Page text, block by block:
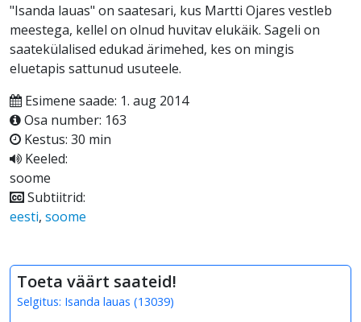
"Isanda lauas" on saatesari, kus Martti Ojares vestleb
meestega, kellel on olnud huvitav elukäik. Sageli on
saatekülalised edukad ärimehed, kes on mingis
eluetapis sattunud usuteele.
Esimene saade: 1. aug 2014
Osa number: 163
Kestus: 30 min
Keeled:
soome
Subtiitrid:
eesti, soome
Toeta väärt saateid!
Selgitus: Isanda lauas (13039)